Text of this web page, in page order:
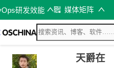
研发效能 媒体矩阵
天爵在